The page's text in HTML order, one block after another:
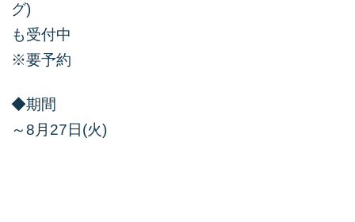
グ)
も受付中
※要予約
◆期間
～8月27日(火)